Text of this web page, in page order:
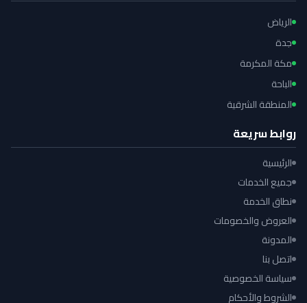
الرياض
جدة
مكة المكرمة
الباحة
المنطقة الشرقية
روابط سريعة
الرئيسية
جميع الخدمات
نطاق الخدمة
العروض والخصومات
المدونة
اتصل بنا
سياسة الخصوصية
الشروط والأحكام